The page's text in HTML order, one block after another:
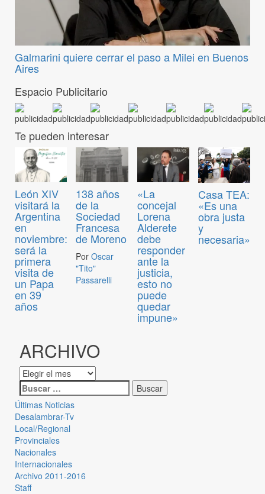
Galmarini quiere cerrar el paso a Milei en Buenos
Aires
Espacio Publicitario
Te pueden interesar
León XIV
visitará la
Argentina
en
noviembre:
será la
primera
visita de
un Papa
en 39
años
138 años
de la
Sociedad
Francesa
de Moreno
PorOscar
"Tito"
Passarelli
«La
concejal
Lorena
Alderete
debe
responder
ante la
justicia,
esto no
puede
quedar
impune»
Casa TEA:
«Es una
obra justa
y
necesaria»
ARCHIVO
Últimas Noticias
Desalambrar-Tv
Local/Regional
Provinciales
Nacionales
Internacionales
Archivo 2011-2016
Staff